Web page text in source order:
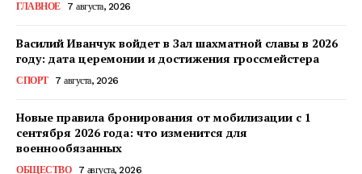
ГЛАВНОЕ 7 августа, 2026
Василий Иванчук войдет в Зал шахматной славы в 2026
году: дата церемонии и достижения гроссмейстера
СПОРТ 7 августа, 2026
Новые правила бронирования от мобилизации с 1
сентября 2026 года: что изменится для
военнообязанных
ОБЩЕСТВО 7 августа, 2026